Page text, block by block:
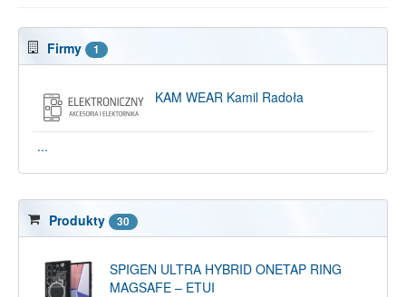
Firmy 1
KAM WEAR Kamil Radoła
...
Produkty 30
SPIGEN ULTRA HYBRID ONETAP RING
MAGSAFE – ETUI